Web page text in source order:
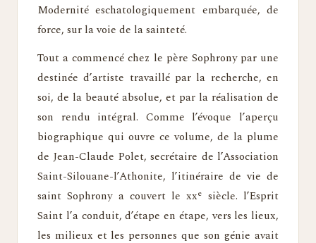
Modernité eschatologiquement embarquée, de
force, sur la voie de la sainteté.
Tout a commencé chez le père Sophrony par une
destinée d’artiste travaillé par la recherche, en
soi, de la beauté absolue, et par la réalisation de
son rendu intégral. Comme l’évoque l’aperçu
biographique qui ouvre ce volume, de la plume
de Jean-Claude Polet, secrétaire de l’Association
Saint-Silouane-l’Athonite, l’itinéraire de vie de
saint Sophrony a couvert le xxe siècle. l’Esprit
Saint l’a conduit, d’étape en étape, vers les lieux,
les milieux et les personnes que son génie avait